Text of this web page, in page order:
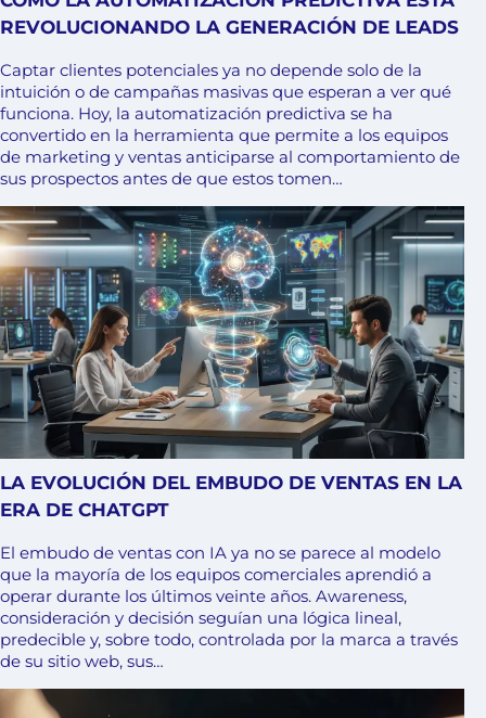
REVOLUCIONANDO LA GENERACIÓN DE LEADS
Captar clientes potenciales ya no depende solo de la
intuición o de campañas masivas que esperan a ver qué
funciona. Hoy, la automatización predictiva se ha
convertido en la herramienta que permite a los equipos
de marketing y ventas anticiparse al comportamiento de
sus prospectos antes de que estos tomen…
LA EVOLUCIÓN DEL EMBUDO DE VENTAS EN LA
ERA DE CHATGPT
El embudo de ventas con IA ya no se parece al modelo
que la mayoría de los equipos comerciales aprendió a
operar durante los últimos veinte años. Awareness,
consideración y decisión seguían una lógica lineal,
predecible y, sobre todo, controlada por la marca a través
de su sitio web, sus…